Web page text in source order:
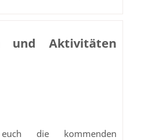
und Aktivitäten
die kommenden